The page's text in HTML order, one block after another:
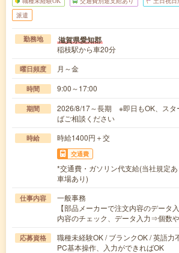
派遣
勤務地 滋賀県愛知郡
稲枝駅から車20分
曜日頻度 月～金
時間 9:00～17:00
期間
2026/8/17～長期 ※即日もOK、スタ
ばご相談ください
時給 時給1400円＋交
交通費
*交通費・ガソリン代支給(当社規定
車場あり)
仕事内容
一般事務
【部品メーカーで注文内容のデータ
内容のチェック、データ入力⇒個数
応募資格
職種未経験OK / ブランクOK / 英語力
PC基本操作、入力ができればOK